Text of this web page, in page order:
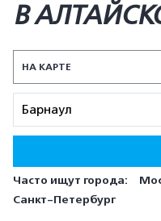
В
НА КАРТЕ
Часто ищут города:
Санкт-Петербург